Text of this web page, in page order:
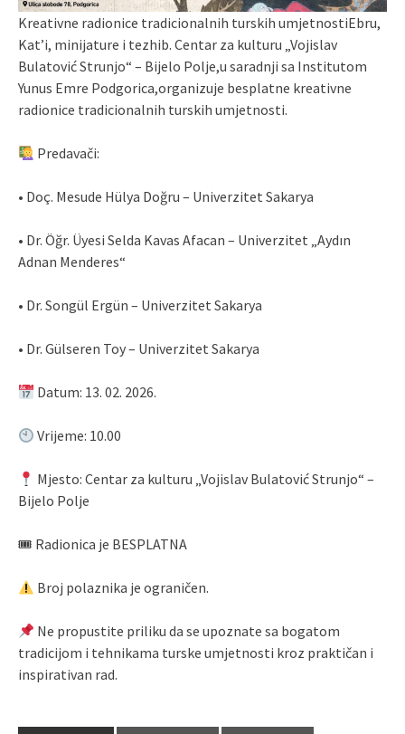
Kreativne radionice tradicionalnih turskih umjetnostiEbru,
Kat’i, minijature i tezhib. Centar za kulturu „Vojislav
Bulatović Strunjo“ – Bijelo Polje,u saradnji sa Institutom
Yunus Emre Podgorica,organizuje besplatne kreativne
radionice tradicionalnih turskih umjetnosti.
Predavači:
• Doç. Mesude Hülya Doğru – Univerzitet Sakarya
• Dr. Öğr. Üyesi Selda Kavas Afacan – Univerzitet „Aydın
Adnan Menderes“
• Dr. Songül Ergün – Univerzitet Sakarya
• Dr. Gülseren Toy – Univerzitet Sakarya
Datum: 13. 02. 2026.
Vrijeme: 10.00
Mjesto: Centar za kulturu „Vojislav Bulatović Strunjo“ –
Bijelo Polje
🎟 Radionica je BESPLATNA
Broj polaznika je ograničen.
Ne propustite priliku da se upoznate sa bogatom
tradicijom i tehnikama turske umjetnosti kroz praktičan i
inspirativan rad.